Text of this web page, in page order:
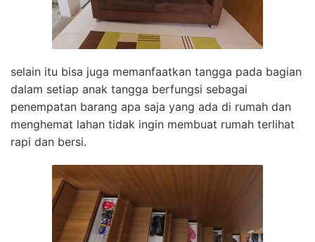
selain itu bisa juga memanfaatkan tangga pada bagian
dalam setiap anak tangga berfungsi sebagai
penempatan barang apa saja yang ada di rumah dan
menghemat lahan tidak ingin membuat rumah terlihat
rapi dan bersi.